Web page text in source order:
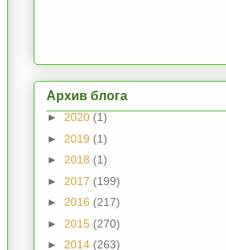
Архив блога
► 2020 (1)
► 2019 (1)
► 2018 (1)
► 2017 (199)
► 2016 (217)
► 2015 (270)
► 2014 (263)